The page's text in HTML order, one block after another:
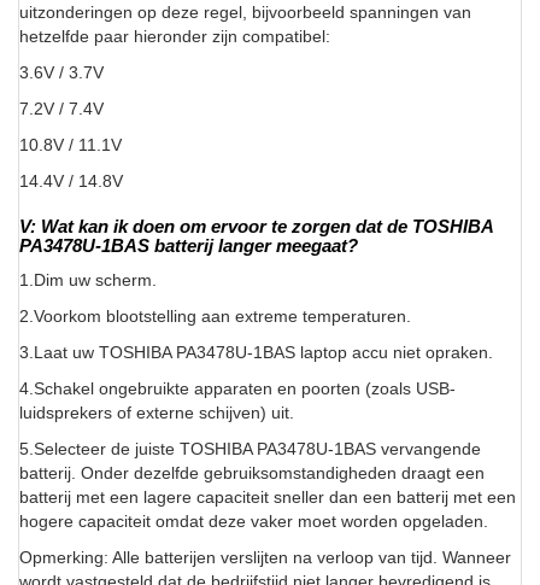
uitzonderingen op deze regel, bijvoorbeeld spanningen van
hetzelfde paar hieronder zijn compatibel:
3.6V / 3.7V
7.2V / 7.4V
10.8V / 11.1V
14.4V / 14.8V
V: Wat kan ik doen om ervoor te zorgen dat de TOSHIBA
PA3478U-1BAS batterij langer meegaat?
1.Dim uw scherm.
2.Voorkom blootstelling aan extreme temperaturen.
3.Laat uw TOSHIBA PA3478U-1BAS laptop accu niet opraken.
4.Schakel ongebruikte apparaten en poorten (zoals USB-
luidsprekers of externe schijven) uit.
5.Selecteer de juiste TOSHIBA PA3478U-1BAS vervangende
batterij. Onder dezelfde gebruiksomstandigheden draagt een
batterij met een lagere capaciteit sneller dan een batterij met een
hogere capaciteit omdat deze vaker moet worden opgeladen.
Opmerking: Alle batterijen verslijten na verloop van tijd. Wanneer